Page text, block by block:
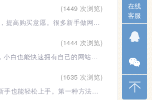
(1449 次浏览)
对于企业网站、电商网站来说，产品展示功能是核心，一个好的产品展示功能能让用户快速了解产品信息，提高购买意愿。很多新手做网站的时候，不知道怎么
(1444 次浏览)
不懂编程也能搭建个人网站，现在的工具早就实现“无代码建站”了，不用写一行代码，跟着下面的步骤来，小白也能快速拥有自己的网站，不用怕学不会。首
(1635 次浏览)
想让网页上的文字闪烁，比如提醒用户注意某个信息，不用写复杂的JS代码，用HTML或CSS就能实现，新手也能轻松上手。第一种方法是用HTML的blink标签，
在线
客服